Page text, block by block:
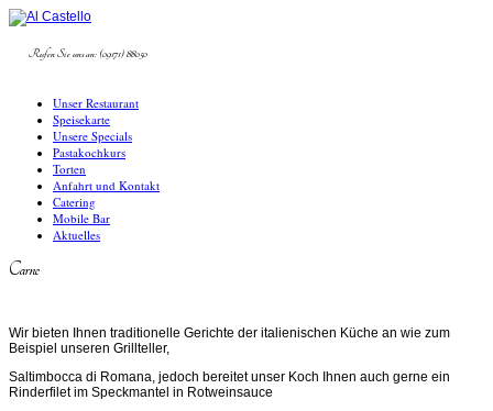
Rufen Sie uns an: (09171) 88050
Unser Restaurant
Speisekarte
Unsere Specials
Pastakochkurs
Torten
Anfahrt und Kontakt
Catering
Mobile Bar
Aktuelles
Carne
Wir bieten Ihnen traditionelle Gerichte der italienischen Küche an wie zum
Beispiel unseren Grillteller,
Saltimbocca di Romana, jedoch bereitet unser Koch Ihnen auch gerne ein
Rinderfilet im Speckmantel in Rotweinsauce